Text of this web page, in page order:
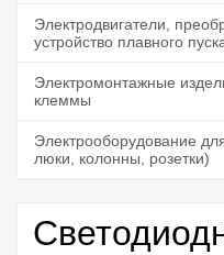
Электродвигатели,
устройство плавного
Электромонтажные
клеммы
Электрооборудование
люки, колонны, розетки)